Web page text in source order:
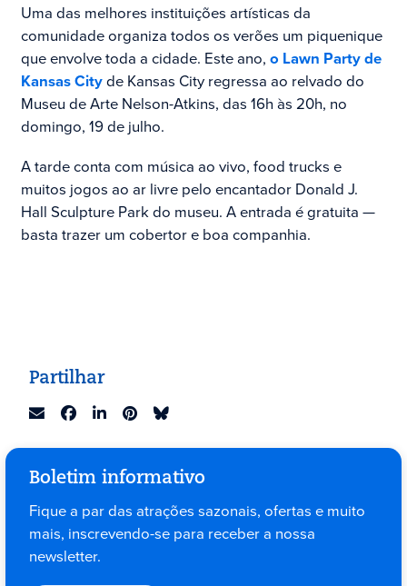
Uma das melhores instituições artísticas da
comunidade organiza todos os verões um piquenique
que envolve toda a cidade. Este ano, o Lawn Party de
Kansas Cityde Kansas City regressa ao relvado do
Museu de Arte Nelson-Atkins, das 16h às 20h, no
domingo, 19 de julho.
A tarde conta com música ao vivo, food trucks e
muitos jogos ao ar livre pelo encantador Donald J.
Hall Sculpture Park do museu. A entrada é gratuita —
basta trazer um cobertor e boa companhia.
Partilhar
Boletim informativo
Fique a par das atrações sazonais, ofertas e muito
mais, inscrevendo-se para receber a nossa
newsletter.